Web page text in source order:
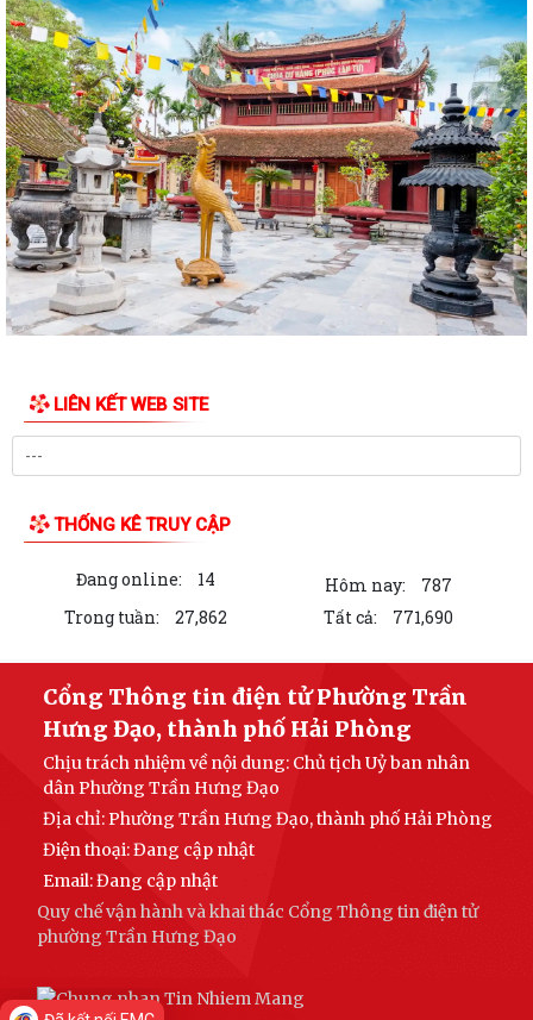
Đồng chí Vũ Thị Hiên, Phó bí thư thường trực Đảng ủy phường Trần
Hưng Đạo thăm, tặng quà nhân Ngày...
Phường Trần Hưng Đạo triển khai lấy mẫu ADN các phần mộ liệt sĩ vô
danh tại Nghĩa trang Liệt Lê Lợi...
Đ/c Nguyễn Minh Thắng Bí thư Đảng ủy- Chủ tịch HĐND phường Trần
Hưng Đạo thăm, tặng quà gia đình...
Hơn 30 cán bộ, hội viên chữ thập đỏ trên địa bàn phường Trần Hưng
Đạo được tập huấn kỹ năng sơ cấp...
QUYẾT ĐỊNH Về việc công bố Danh mục thủ tục hành chính mới ban
hành, bị bãi bỏ thuộc phạm vi chức...
tặng quà các gia đình chính sách...
QUYẾT ĐỊNH Về việc công bố danh mục thủ tục hành chính ban hành
QUYẾT ĐỊNH Về việc công bố danh mục thủ tục hành chính ban hành
QUYẾT ĐỊNH Về việc công bố danh mục thủ tục hành chính được sửa
đổi, bổ sung lĩnh vực phòng bệnh...
Phường Trần Hưng Đạo ra quân “chiến dịch mùa hè số”, hỗ trợ người
dân kích hoạt VNeID mức độ 2.
Phường Trần Hưng Đạo tổng kết thực hiện Luật Quốc phòng năm
2018, Luật Dân quân tự vệ năm 2019,...
TP Hải Phòng tổ chức khảo sát năng lực thực tế một số doanh nghiệp
trên địa bàn phường Trần Hưng...
Phường Trần Hưng Đạo dự hội nghị của Ban Tuyên giáo và Dân vận
Thành ủy triển khai nhiệm vụ 6...
với Trường Mầm non Hưng Đạo.
LIÊN KẾT WEB SITE
THỐNG KÊ TRUY CẬP
Đang online: 14 Hôm nay:
787
Trong tuần:
27,862 Tất cả: 771,690
Cổng Thông tin điện tử Phường Trần
Hưng Đạo, thành phố Hải Phòng
Chịu trách nhiệm về nội dung: Chủ tịch Uỷ ban nhân
dân Phường Trần Hưng Đạo
Địa chỉ: Phường Trần Hưng Đạo, thành phố Hải Phòng
Điện thoại: Đang cập nhật
Email:Đang cập nhật
Quy chế vận hành và khai thác Cổng Thông tin điện tử
phường Trần Hưng Đạo